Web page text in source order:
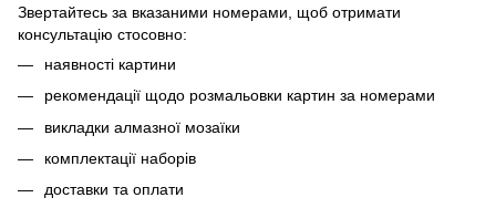
Звертайтесь за вказаними номерами, щоб отримати
консультацію стосовно:
наявності картини
рекомендації щодо розмальовки картин за номерами
викладки алмазної мозаїки
комплектації наборів
доставки та оплати